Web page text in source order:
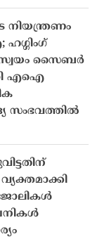
നിയന്ത്രണം
സ്വയം സൈബർ
എഐ
സംഭവത്തിൽ